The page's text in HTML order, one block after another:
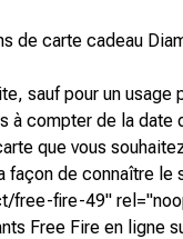
de carte cadeau
sauf pour un usage
compter de la
que vous
de connaître
free-fire-49"
Free Fire en ligne